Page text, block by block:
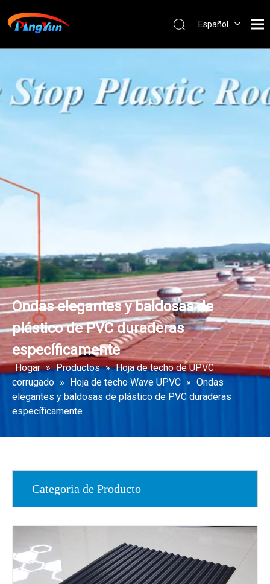
Español
Pусский
Ondas elegantes y baldosas de
plástico de PVC duraderas
específicamente
Hogar » Productos » Hoja de techo de UPVC
corrugado » Hoja de techo Wave UPVC » Ondas
elegantes y baldosas de plástico de PVC duraderas
específicamente
Categoria de Producto